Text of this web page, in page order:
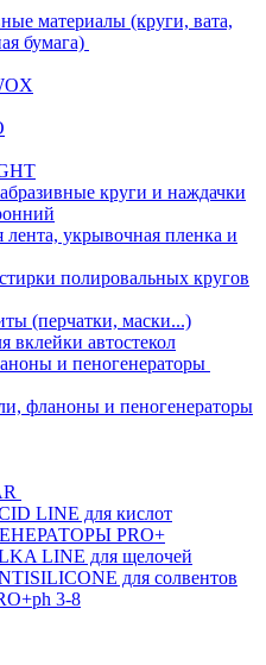
материалы (круги, вата,
бумага)
круги и наждачки
укрывочная пленка и
полировальных кругов
(перчатки, маски...)
вклейки автостекол
и пеногенераторы
фланоны и пеногенераторы
LINE для кислот
PRO+
LINE для щелочей
для солвентов
3-8